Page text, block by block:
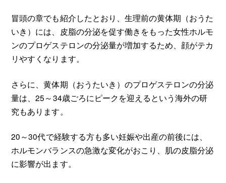
冒頭の章でも紹介したとおり、生理前の黄体期（おうた
いき）には、皮脂の分泌を促す働きをもった女性ホルモ
ンのプロゲステロンの分泌量が増加するため、顔がテカ
リやすくなります。
さらに、黄体期（おうたいき）のプロゲステロンの分泌
量は、25～34歳ごろにピークを迎えるという海外の研
究もあります。
20～30代で経験する方も多い妊娠や出産の前後には、
ホルモンバランスの急激な変化がおこり、肌の皮脂分泌
に影響が出ます。